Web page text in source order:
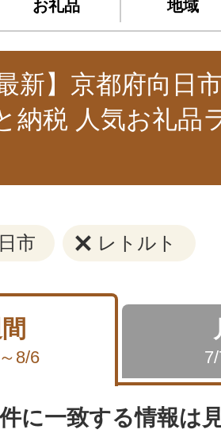
お礼品 地域
新】京都府向日
納税 人気お礼品
市 レトルト
8/6
に一致する情報は